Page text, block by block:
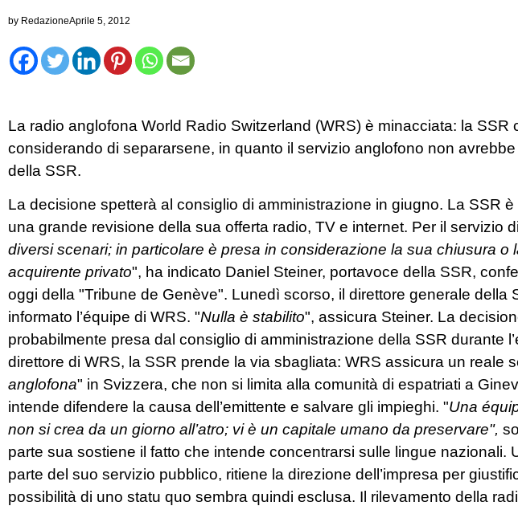
by RedazioneAprile 5, 2012
La radio anglofona World Radio Switzerland (WRS) è minacciata: la SSR
considerando di separarsene, in quanto il servizio anglofono non avrebbe
della SSR.
La decisione spetterà al consiglio di amministrazione in giugno. La SSR
una grande revisione della sua offerta radio, TV e internet. Per il servizio
diversi scenari; in particolare è presa in considerazione la sua chiusura o
acquirente privato", ha indicato Daniel Steiner, portavoce della SSR,
oggi della "Tribune de Genève". Lunedì scorso, il direttore generale della
informato l’équipe di WRS. "Nulla è stabilito", assicura Steiner. La
probabilmente presa dal consiglio di amministrazione della SSR durante
direttore di WRS, la SSR prende la via sbagliata: WRS assicura un reale
anglofona" in Svizzera, che non si limita alla comunità di espatriati a
intende difendere la causa dell’emittente e salvare gli impieghi. "Una
non si crea da un giorno all’atro; vi è un capitale umano da preservare",
parte sua sostiene il fatto che intende concentrarsi sulle lingue nazionali.
parte del suo servizio pubblico, ritiene la direzione dell’impresa per
possibilità di uno statu quo sembra quindi esclusa. Il rilevamento della